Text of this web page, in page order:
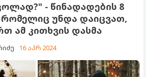
- წინადადების 8
უნდა დაიცვათ,
ამ კითხვის დასმა
16 აპრ 2024